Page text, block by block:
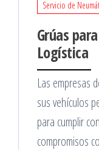
Servicio de
Grúas
Logística
Las empresas
sus vehículos
para cumplir
compromisos